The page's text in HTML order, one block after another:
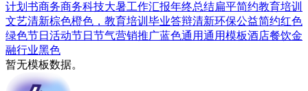
计划书商务商务科技大暑工作汇报年终总结扁平简约教育培训
文艺清新棕色橙色，教育培训 毕业答辩清新环保公益简约红色
绿色节日活动节日节气营销推广蓝色通用通用模板酒店餐饮金
融行业黑色
暂无模板数据。